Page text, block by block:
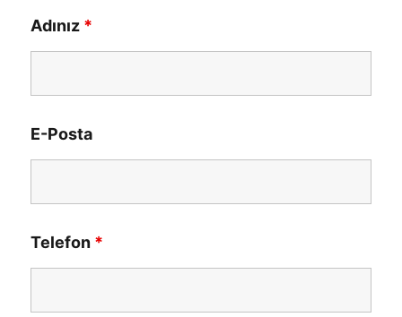
Adınız *
E-Posta
Telefon *